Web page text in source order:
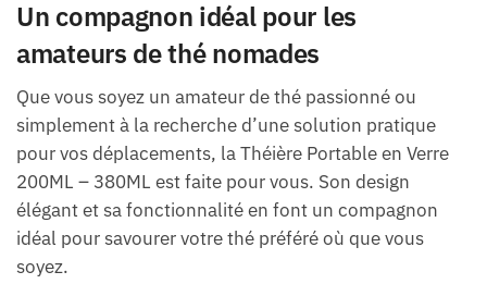
Un compagnon idéal pour les
amateurs de thé nomades
Que vous soyez un amateur de thé passionné ou
simplement à la recherche d’une solution pratique
pour vos déplacements, la Théière Portable en Verre
200ML – 380ML est faite pour vous. Son design
élégant et sa fonctionnalité en font un compagnon
idéal pour savourer votre thé préféré où que vous
soyez.